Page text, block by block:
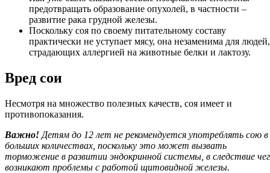
предотвращать образование опухолей, в частности –
развитие рака грудной железы.
Поскольку соя по своему питательному составу
практически не уступает мясу, она незаменима для людей,
страдающих аллергией на животные белки и лактозу.
Вред сои
Несмотря на множество полезных качеств, соя имеет и
противопоказания.
Важно! Детям до 12 лет не рекомендуется употреблять сою в
больших количествах, поскольку это может вызвать
торможение в развитии эндокринной системы, в следствие
возникают проблемы с работой щитовидной железы.